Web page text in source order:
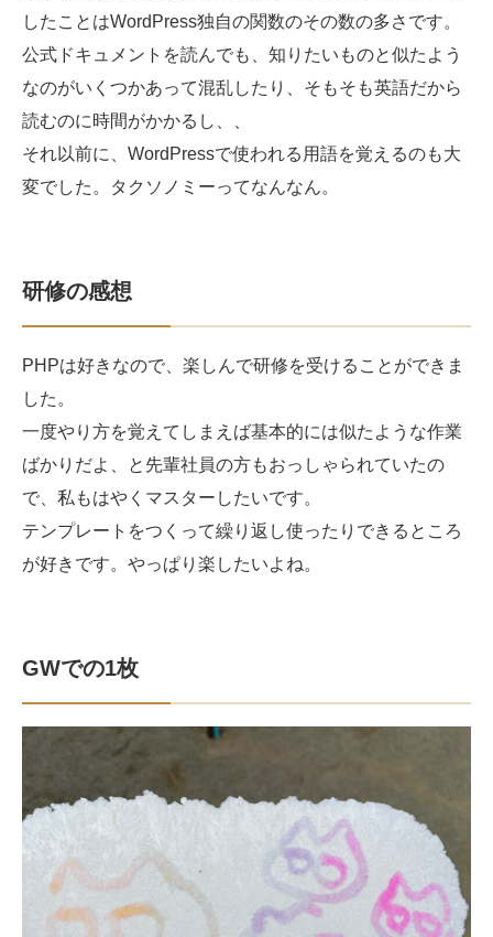
したことはWordPress独自の関数のその数の多さです。
公式ドキュメントを読んでも、知りたいものと似たよう
なのがいくつかあって混乱したり、そもそも英語だから
読むのに時間がかかるし、、
それ以前に、WordPressで使われる用語を覚えるのも大
変でした。タクソノミーってなんなん。
研修の感想
PHPは好きなので、楽しんで研修を受けることができま
した。
一度やり方を覚えてしまえば基本的には似たような作業
ばかりだよ、と先輩社員の方もおっしゃられていたの
で、私もはやくマスターしたいです。
テンプレートをつくって繰り返し使ったりできるところ
が好きです。やっぱり楽したいよね。
GWでの1枚